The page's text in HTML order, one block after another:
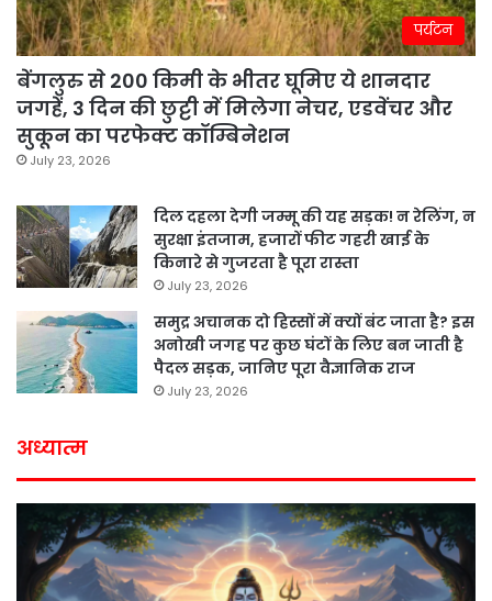
पर्यटन
बेंगलुरु से 200 किमी के भीतर घूमिए ये शानदार
जगहें, 3 दिन की छुट्टी में मिलेगा नेचर, एडवेंचर और
सुकून का परफेक्ट कॉम्बिनेशन
July 23, 2026
दिल दहला देगी जम्मू की यह सड़क! न रेलिंग, न
सुरक्षा इंतजाम, हजारों फीट गहरी खाई के
किनारे से गुजरता है पूरा रास्ता
July 23, 2026
समुद्र अचानक दो हिस्सों में क्यों बंट जाता है? इस
अनोखी जगह पर कुछ घंटों के लिए बन जाती है
पैदल सड़क, जानिए पूरा वैज्ञानिक राज
July 23, 2026
अध्यात्म